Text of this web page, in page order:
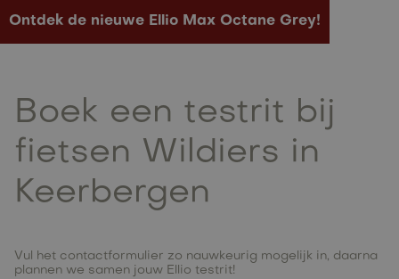
Ontdek de nieuwe Ellio Max Octane Grey!
Boek een testrit bij
fietsen Wildiers in
Keerbergen
Vul het contactformulier zo nauwkeurig mogelijk in, daarna
plannen we samen jouw Ellio testrit!